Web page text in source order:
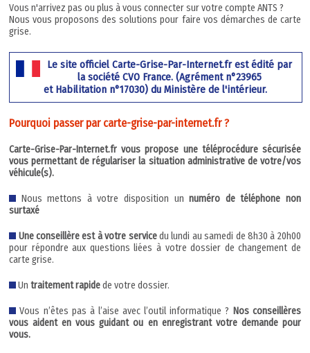
Vous n'arrivez pas ou plus à vous connecter sur votre compte ANTS ?
Nous vous proposons des solutions pour faire vos démarches de carte
grise.
Le site officiel Carte-Grise-Par-Internet.fr est édité par
la société CVO France. (Agrément n°23965
et Habilitation n°17030) du Ministère de l'intérieur.
Pourquoi passer par carte-grise-par-internet.fr ?
Carte-Grise-Par-Internet.fr vous propose une téléprocédure sécurisée
vous permettant de régulariser la situation administrative de votre/vos
véhicule(s).
Nous mettons à votre disposition unnuméro de téléphone non
surtaxé
Une conseillère est à votre servicedu lundi au samedi de 8h30 à 20h00
pour répondre aux questions liées à votre dossier de changement de
carte grise.
Untraitement rapidede votre dossier.
Vous n’êtes pas à l’aise avec l’outil informatique ? Nos conseillères
vous aident en vous guidant ou en enregistrant votre demande pour
vous.